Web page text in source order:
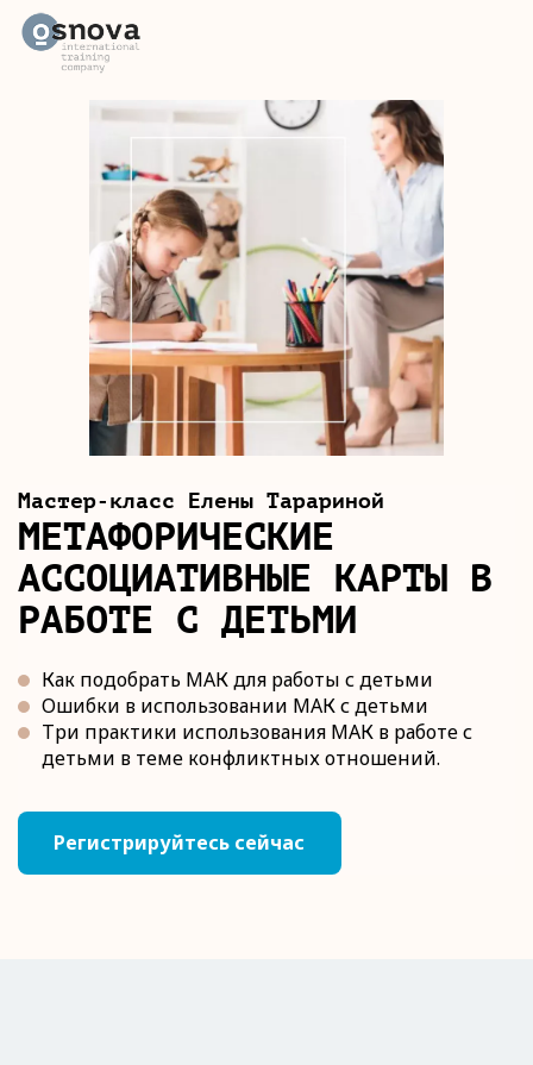
Мастер-класс Елены Тарариной
МЕТАФОРИЧЕСКИЕ
АССОЦИАТИВНЫЕ КАРТЫ В
РАБОТЕ С ДЕТЬМИ
Как подобрать МАК для работы с детьми
Ошибки в использовании МАК с детьми
Три практики использования МАК в работе с
детьми в теме конфликтных отношений.
Регистрируйтесь сейчас